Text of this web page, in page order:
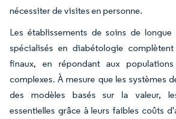
nécessiter de visites en personne.
Les établissements de soins de
spécialisés en diabétologie
finaux, en répondant aux
complexes. À mesure que les systèmes
des modèles basés sur la valeur,
essentielles grâce à leurs faibles coûts